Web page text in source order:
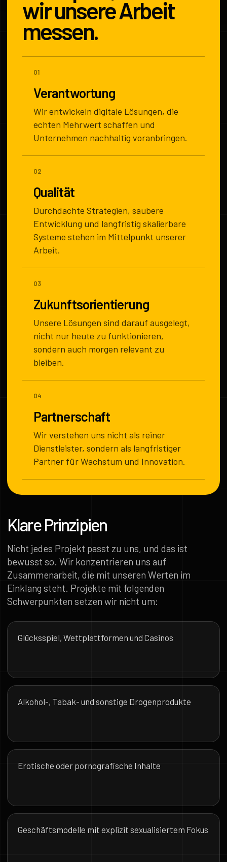
wir unsere Arbeit
messen.
01
Verantwortung
Wir entwickeln digitale Lösungen, die
echten Mehrwert schaffen und
Unternehmen nachhaltig voranbringen.
02
Qualität
Durchdachte Strategien, saubere
Entwicklung und langfristig skalierbare
Systeme stehen im Mittelpunkt unserer
Arbeit.
03
Zukunftsorientierung
Unsere Lösungen sind darauf ausgelegt,
nicht nur heute zu funktionieren,
sondern auch morgen relevant zu
bleiben.
04
Partnerschaft
Wir verstehen uns nicht als reiner
Dienstleister, sondern als langfristiger
Partner für Wachstum und Innovation.
Klare Prinzipien
Nicht jedes Projekt passt zu uns, und das ist
bewusst so. Wir konzentrieren uns auf
Zusammenarbeit, die mit unseren Werten im
Einklang steht. Projekte mit folgenden
Schwerpunkten setzen wir nicht um:
Glücksspiel, Wettplattformen und Casinos
Alkohol-, Tabak- und sonstige Drogenprodukte
Erotische oder pornografische Inhalte
Geschäftsmodelle mit explizit sexualisiertem Fokus